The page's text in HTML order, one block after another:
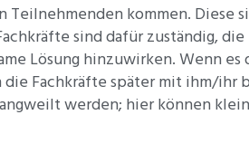
kommen. Diese
sind dafür zuständig, die
Lösung hinzuwirken. Wenn es
Fachkräfte später mit ihm/ihr
werden; hier können